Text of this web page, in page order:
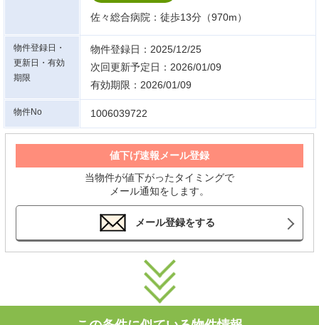
佐々総合病院：徒歩13分（970m）
物件登録日・
更新日・有効
期限
物件登録日：2025/12/25
次回更新予定日：2026/01/09
有効期限：2026/01/09
物件No 1006039722
値下げ速報メール登録
当物件が値下がったタイミングで
メール通知をします。
メール登録をする